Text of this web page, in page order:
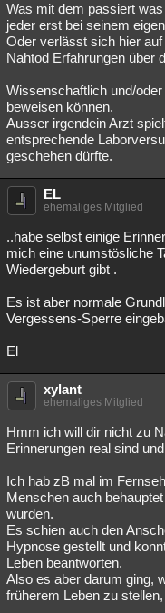
Was mit dem passiert
jeder erst bei seinem
Oder verlässt sich hier
Nahtod Erfahrungen über
Wissenschaftlich und/
beweisen können.
Ausser irgendein Arzt
entsprechende
geschehen dürfte.
EL
ehemaliges Mitglied
..habe selbst einige
mich eine unumstösliche
Wiedergeburt gibt .
Es ist aber normale
Vergessens-Sperre
El
xylant
ehemaliges Mitglied
Hmm ich will dir nicht zu
Erinnerungen real sind
Ich hab zB mal im
Menschen auch
wurden.
Es schien auch den
Hypnose gestellt und
Leben beantworten.
Also es aber darum ging,
früherem Leben zu